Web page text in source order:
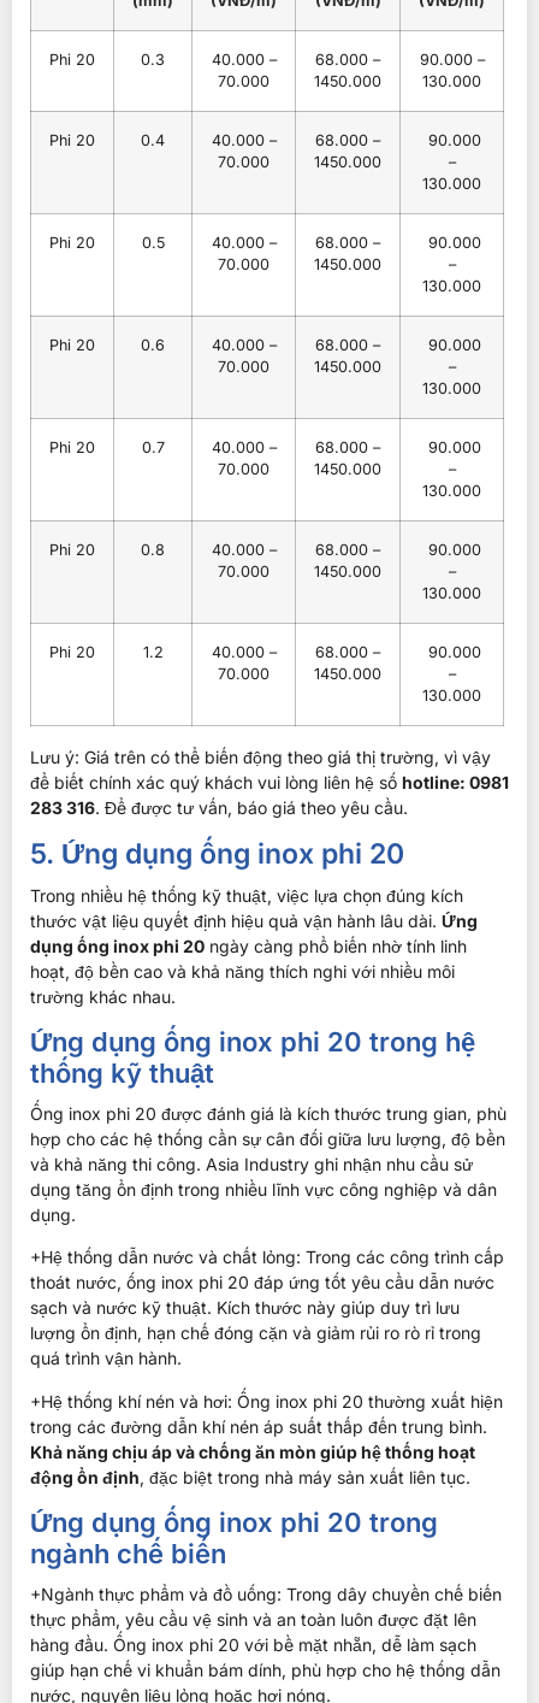
Phi 20 0.3
40.000 –
70.000
68.000 –
1450.000
90.000 –
130.000
Phi 20 0.4
40.000 –
70.000
68.000 –
1450.000
90.000
–
130.000
Phi 20 0.5
40.000 –
70.000
68.000 –
1450.000
90.000
–
130.000
Phi 20 0.6
40.000 –
70.000
68.000 –
1450.000
90.000
–
130.000
Phi 20 0.7
40.000 –
70.000
68.000 –
1450.000
90.000
–
130.000
Phi 20 0.8
40.000 –
70.000
68.000 –
1450.000
90.000
–
130.000
Phi 20 1.2
40.000 –
70.000
68.000 –
1450.000
90.000
–
130.000
Lưu ý: Giá trên có thể biến động theo giá thị trường, vì vậy
để biết chính xác quý khách vui lòng liên hệ số hotline: 0981
283 316. Để được tư vấn, báo giá theo yêu cầu.
5. Ứng dụng ống inox phi 20
Trong nhiều hệ thống kỹ thuật, việc lựa chọn đúng kích
thước vật liệu quyết định hiệu quả vận hành lâu dài. Ứng
dụng ống inox phi 20 ngày càng phổ biến nhờ tính linh
hoạt, độ bền cao và khả năng thích nghi với nhiều môi
trường khác nhau.
Ứng dụng ống inox phi 20 trong hệ
thống kỹ thuật
Ống inox phi 20 được đánh giá là kích thước trung gian, phù
hợp cho các hệ thống cần sự cân đối giữa lưu lượng, độ bền
và khả năng thi công. Asia Industry ghi nhận nhu cầu sử
dụng tăng ổn định trong nhiều lĩnh vực công nghiệp và dân
dụng.
+Hệ thống dẫn nước và chất lỏng: Trong các công trình cấp
thoát nước, ống inox phi 20 đáp ứng tốt yêu cầu dẫn nước
sạch và nước kỹ thuật. Kích thước này giúp duy trì lưu
lượng ổn định, hạn chế đóng cặn và giảm rủi ro rò rỉ trong
quá trình vận hành.
+Hệ thống khí nén và hơi: Ống inox phi 20 thường xuất hiện
trong các đường dẫn khí nén áp suất thấp đến trung bình.
Khả năng chịu áp và chống ăn mòn giúp hệ thống hoạt
động ổn định, đặc biệt trong nhà máy sản xuất liên tục.
Ứng dụng ống inox phi 20 trong
ngành chế biến
+Ngành thực phẩm và đồ uống: Trong dây chuyền chế biến
thực phẩm, yêu cầu vệ sinh và an toàn luôn được đặt lên
hàng đầu. Ống inox phi 20 với bề mặt nhẵn, dễ làm sạch
giúp hạn chế vi khuẩn bám dính, phù hợp cho hệ thống dẫn
nước, nguyên liệu lỏng hoặc hơi nóng.